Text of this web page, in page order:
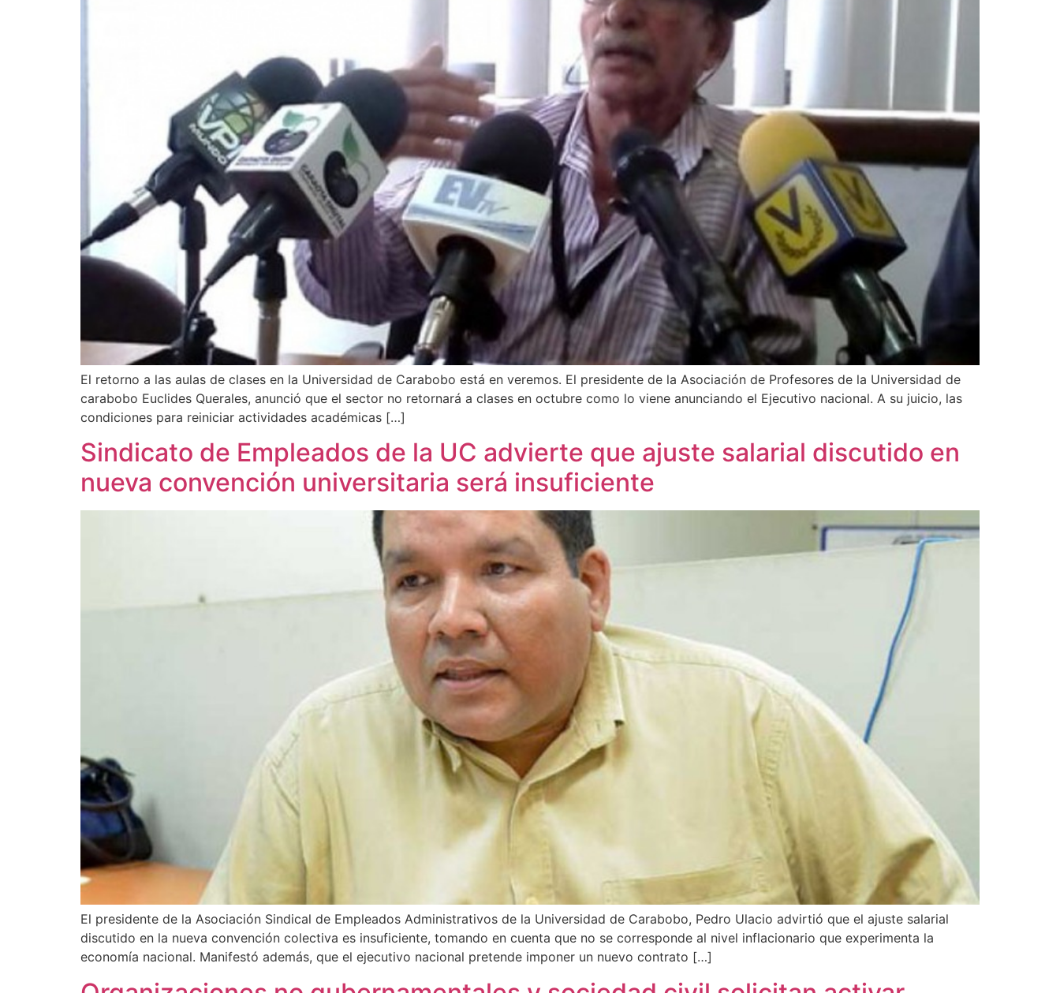
El retorno a las aulas de clases en la Universidad de Carabobo está en veremos. El presidente de la Asociación de Profesores de la Universidad de
carabobo Euclides Querales, anunció que el sector no retornará a clases en octubre como lo viene anunciando el Ejecutivo nacional. A su juicio, las
condiciones para reiniciar actividades académicas […]
Sindicato de Empleados de la UC advierte que ajuste salarial discutido en
nueva convención universitaria será insuficiente
El presidente de la Asociación Sindical de Empleados Administrativos de la Universidad de Carabobo, Pedro Ulacio advirtió que el ajuste salarial
discutido en la nueva convención colectiva es insuficiente, tomando en cuenta que no se corresponde al nivel inflacionario que experimenta la
economía nacional. Manifestó además, que el ejecutivo nacional pretende imponer un nuevo contrato […]